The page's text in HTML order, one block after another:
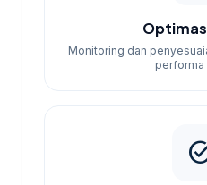
Monitoring dan
performa